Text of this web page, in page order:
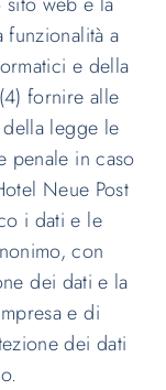
a
e della
fornire alle
legge le
penale in caso
Neue Post
i dati e le
con
dei dati e la
e di
dei dati